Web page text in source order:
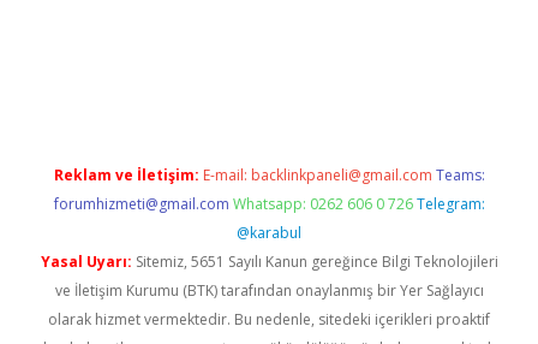
Reklam ve İletişim: E-mail: backlinkpaneli@gmail.com Teams:
forumhizmeti@gmail.com Whatsapp: 0262 606 0 726 Telegram:
@karabul
Yasal Uyarı: Sitemiz, 5651 Sayılı Kanun gereğince Bilgi Teknolojileri
ve İletişim Kurumu (BTK) tarafından onaylanmış bir Yer Sağlayıcı
olarak hizmet vermektedir. Bu nedenle, sitedeki içerikleri proaktif